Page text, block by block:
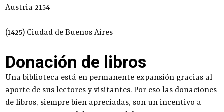
Austria 2154
(1425) Ciudad de Buenos Aires
Donación de libros
Una biblioteca está en permanente expansión gracias al
aporte de sus lectores y visitantes. Por eso las donaciones
de libros, siempre bien apreciadas, son un incentivo a